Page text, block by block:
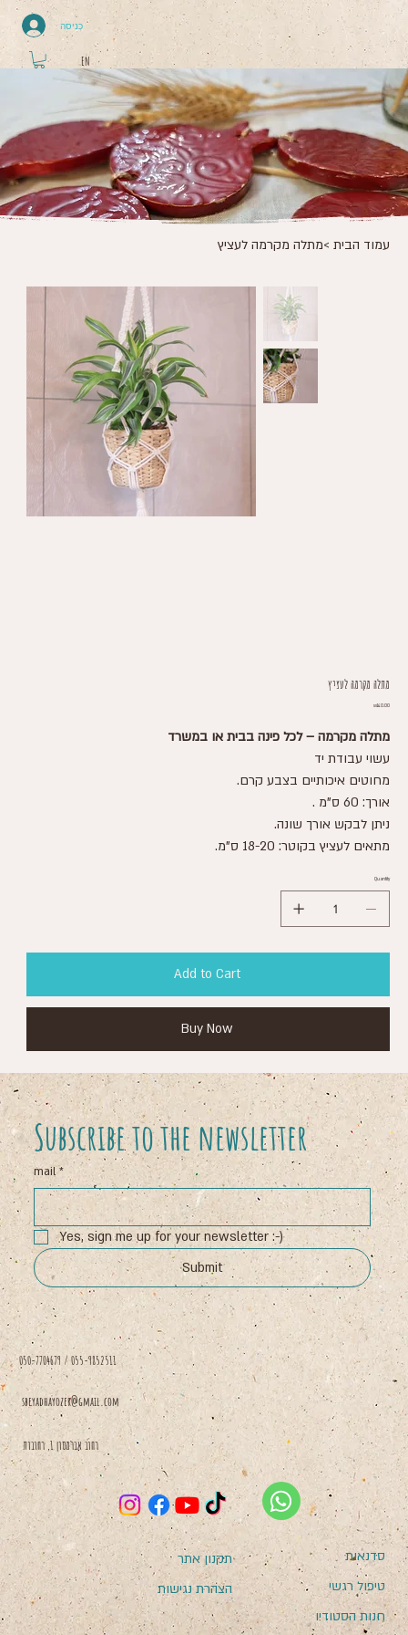
כניסה
EN
עמוד הבית >מתלה מקרמה לעציץ
מתלה מקרמה לעציץ
Price
₪140.00
מתלה מקרמה – לכל פינה בבית או במשרד
עשוי עבודת יד
מחוטים איכותיים בצבע קרם.
אורך: 60 ס"מ .
ניתן לבקש אורך שונה.
מתאים לעציץ בקוטר: 18-20 ס"מ.
Quantity
Add to Cart
Buy Now
Subscribe to the newsletter
mail *
Yes, sign me up for your newsletter :-)
Submit
050-7704679 / 055-9852511
sbeyadhayozer@gmail.com
רחוב אברמסון 1, רחובות
סדנאות
טיפול רגשי
חנות הסטודיו
תקנון אתר
הצהרת נגישות